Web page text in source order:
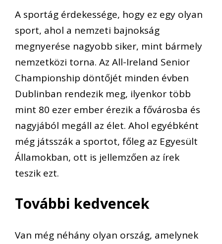
A sportág érdekessége, hogy ez egy olyan
sport, ahol a nemzeti bajnokság
megnyerése nagyobb siker, mint bármely
nemzetközi torna. Az All-Ireland Senior
Championship döntőjét minden évben
Dublinban rendezik meg, ilyenkor több
mint 80 ezer ember érezik a fővárosba és
nagyjából megáll az élet. Ahol egyébként
még játsszák a sportot, főleg az Egyesült
Államokban, ott is jellemzően az írek
teszik ezt.
További kedvencek
Van még néhány olyan ország, amelynek